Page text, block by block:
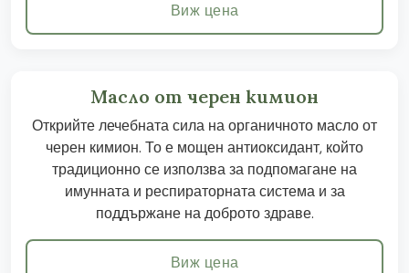
Виж цена
Масло от черен кимион
Открийте лечебната сила на органичното масло от
черен кимион. То е мощен антиоксидант, който
традиционно се използва за подпомагане на
имунната и респираторната система и за
поддържане на доброто здраве.
Виж цена